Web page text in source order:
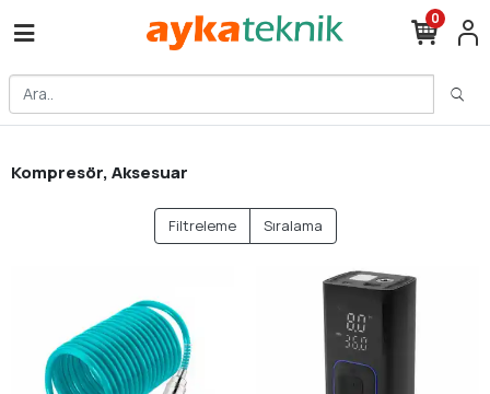
0
Kompresör, Aksesuar
Filtreleme Sıralama